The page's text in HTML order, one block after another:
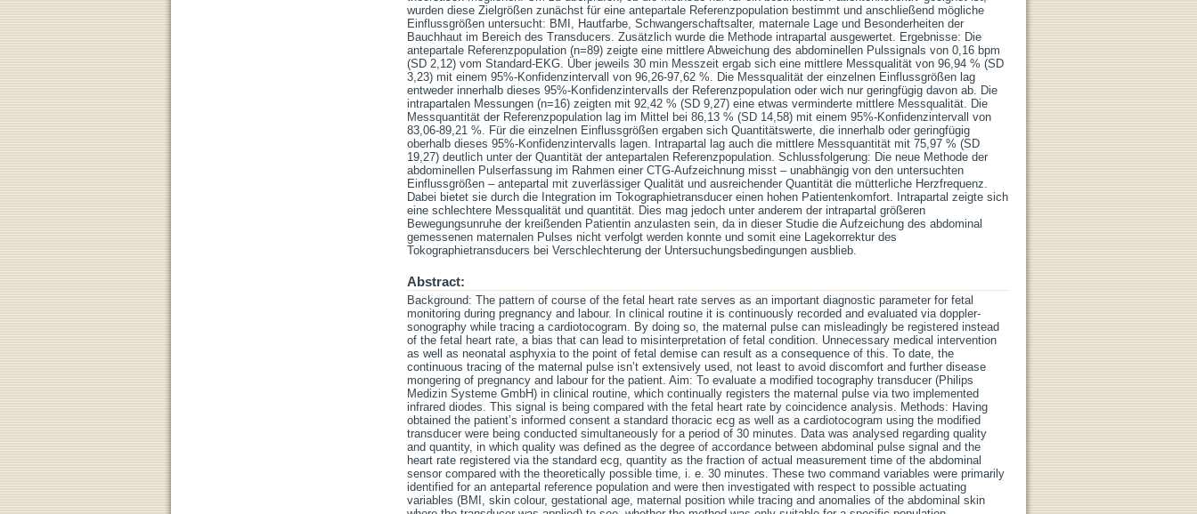
wurden diese Zielgrößen zunächst für eine antepartale Referenzpopulation bestimmt und anschließend mögliche
Einflussgrößen untersucht: BMI, Hautfarbe, Schwangerschaftsalter, maternale Lage und Besonderheiten der
Bauchhaut im Bereich des Transducers. Zusätzlich wurde die Methode intrapartal ausgewertet. Ergebnisse: Die
antepartale Referenzpopulation (n=89) zeigte eine mittlere Abweichung des abdominellen Pulssignals von 0,16 bpm
(SD 2,12) vom Standard-EKG. Über jeweils 30 min Messzeit ergab sich eine mittlere Messqualität von 96,94 % (SD
3,23) mit einem 95%-Konfidenzintervall von 96,26-97,62 %. Die Messqualität der einzelnen Einflussgrößen lag
entweder innerhalb dieses 95%-Konfidenzintervalls der Referenzpopulation oder wich nur geringfügig davon ab. Die
intrapartalen Messungen (n=16) zeigten mit 92,42 % (SD 9,27) eine etwas verminderte mittlere Messqualität. Die
Messquantität der Referenzpopulation lag im Mittel bei 86,13 % (SD 14,58) mit einem 95%-Konfidenzintervall von
83,06-89,21 %. Für die einzelnen Einflussgrößen ergaben sich Quantitätswerte, die innerhalb oder geringfügig
oberhalb dieses 95%-Konfidenzintervalls lagen. Intrapartal lag auch die mittlere Messquantität mit 75,97 % (SD
19,27) deutlich unter der Quantität der antepartalen Referenzpopulation. Schlussfolgerung: Die neue Methode der
abdominellen Pulserfassung im Rahmen einer CTG-Aufzeichnung misst – unabhängig von den untersuchten
Einflussgrößen – antepartal mit zuverlässiger Qualität und ausreichender Quantität die mütterliche Herzfrequenz.
Dabei bietet sie durch die Integration im Tokographietransducer einen hohen Patientenkomfort. Intrapartal zeigte sich
eine schlechtere Messqualität und quantität. Dies mag jedoch unter anderem der intrapartal größeren
Bewegungsunruhe der kreißenden Patientin anzulasten sein, da in dieser Studie die Aufzeichung des abdominal
gemessenen maternalen Pulses nicht verfolgt werden konnte und somit eine Lagekorrektur des
Tokographietransducers bei Verschlechterung der Untersuchungsbedingungen ausblieb.
Abstract:
Background: The pattern of course of the fetal heart rate serves as an important diagnostic parameter for fetal
monitoring during pregnancy and labour. In clinical routine it is continuously recorded and evaluated via doppler-
sonography while tracing a cardiotocogram. By doing so, the maternal pulse can misleadingly be registered instead
of the fetal heart rate, a bias that can lead to misinterpretation of fetal condition. Unnecessary medical intervention
as well as neonatal asphyxia to the point of fetal demise can result as a consequence of this. To date, the
continuous tracing of the maternal pulse isn’t extensively used, not least to avoid discomfort and further disease
mongering of pregnancy and labour for the patient. Aim: To evaluate a modified tocography transducer (Philips
Medizin Systeme GmbH) in clinical routine, which continually registers the maternal pulse via two implemented
infrared diodes. This signal is being compared with the fetal heart rate by coincidence analysis. Methods: Having
obtained the patient’s informed consent a standard thoracic ecg as well as a cardiotocogram using the modified
transducer were being conducted simultaneously for a period of 30 minutes. Data was analysed regarding quality
and quantity, in which quality was defined as the degree of accordance between abdominal pulse signal and the
heart rate registered via the standard ecg, quantity as the fraction of actual measurement time of the abdominal
sensor compared with the theoretically possible time, i. e. 30 minutes. These two command variables were primarily
identified for an antepartal reference population and were then investigated with respect to possible actuating
variables (BMI, skin colour, gestational age, maternal position while tracing and anomalies of the abdominal skin